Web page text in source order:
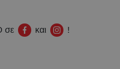
σε και !